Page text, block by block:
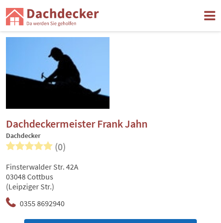
Dachdeckermeister Frank Jahn
Dachdecker
(0)
0355 8692940
Finsterwalder Str. 42A
03048 Cottbus
(Leipziger Str.)